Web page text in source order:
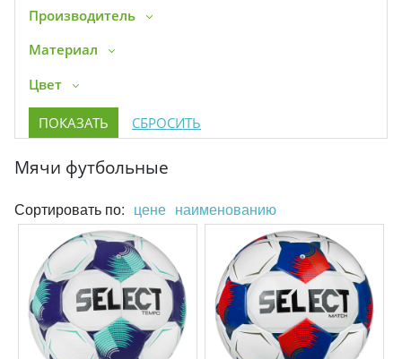
Производитель
Материал
Цвет
Мячи футбольные
Сортировать по: цене наименованию